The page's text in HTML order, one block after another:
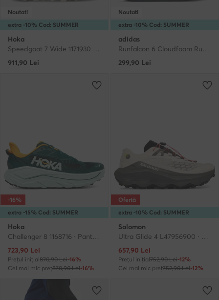
extra -10% Cod: SUMMER
Noutati
Hoka
Speedgoat 7 Wide 1171930 · Pantofi pentru alergare
911,90 Lei
extra -10% Cod: SUMMER
Noutati
adidas
Runfalcon 6 Cloudfoam Running Shoes IH9530 · Pantofi pentru alergare
299,90 Lei
extra -15% Cod: SUMMER
-16%
Hoka
Challenger 8 1168716 · Pantofi pentru alergare
Prețul actual
723,90 Lei
Prețul inițial870,90 Lei-16%
Cel mai mic preț870,90 Lei-16%
extra -10% Cod: SUMMER
Ofertă
Salomon
Ultra Glide 4 L47956900 · Pantofi pentru alergare
Prețul actual
657,90 Lei
Prețul inițial752,90 Lei-12%
Cel mai mic preț752,90 Lei-12%